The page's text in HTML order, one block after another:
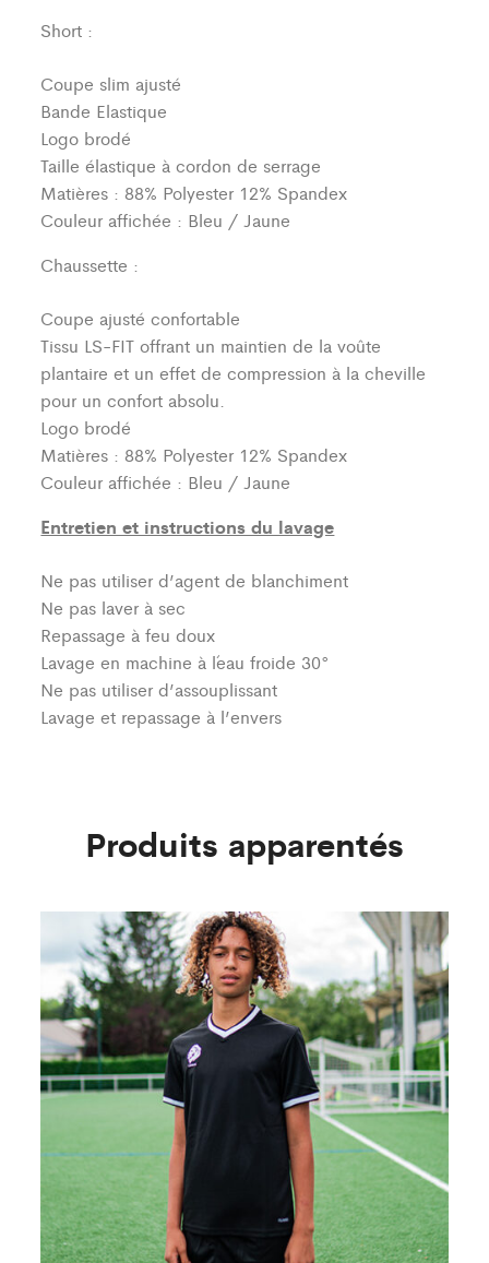
Short :
Coupe slim ajusté
Bande Elastique
Logo brodé
Taille élastique à cordon de serrage
Matières : 88% Polyester 12% Spandex
Couleur affichée : Bleu / Jaune
Chaussette :
Coupe ajusté confortable
Tissu LS-FIT offrant un maintien de la voûte
plantaire et un effet de compression à la cheville
pour un confort absolu.
Logo brodé
Matières : 88% Polyester 12% Spandex
Couleur affichée : Bleu / Jaune
Entretien et instructions du lavage
Ne pas utiliser d’agent de blanchiment
Ne pas laver à sec
Repassage à feu doux
Lavage en machine à l´eau froide 30°
Ne pas utiliser d’assouplissant
Lavage et repassage à l’envers
Produits apparentés